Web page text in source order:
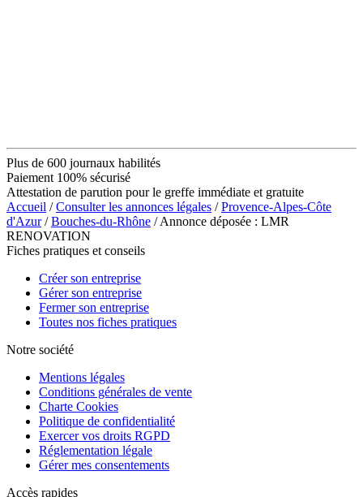
Plus de 600 journaux habilités
Paiement 100% sécurisé
Attestation de parution pour le greffe immédiate et gratuite
Accueil /Consulter les annonces légales /Provence-Alpes-Côte
d'Azur/Bouches-du-Rhône / Annonce déposée : LMR
RENOVATION
Fiches pratiques et conseils
Créer son entreprise
Gérer son entreprise
Fermer son entreprise
Toutes nos fiches pratiques
Notre société
Mentions légales
Conditions générales de vente
Charte Cookies
Politique de confidentialité
Exercer vos droits RGPD
Réglementation légale
Gérer mes consentements
Accès rapides